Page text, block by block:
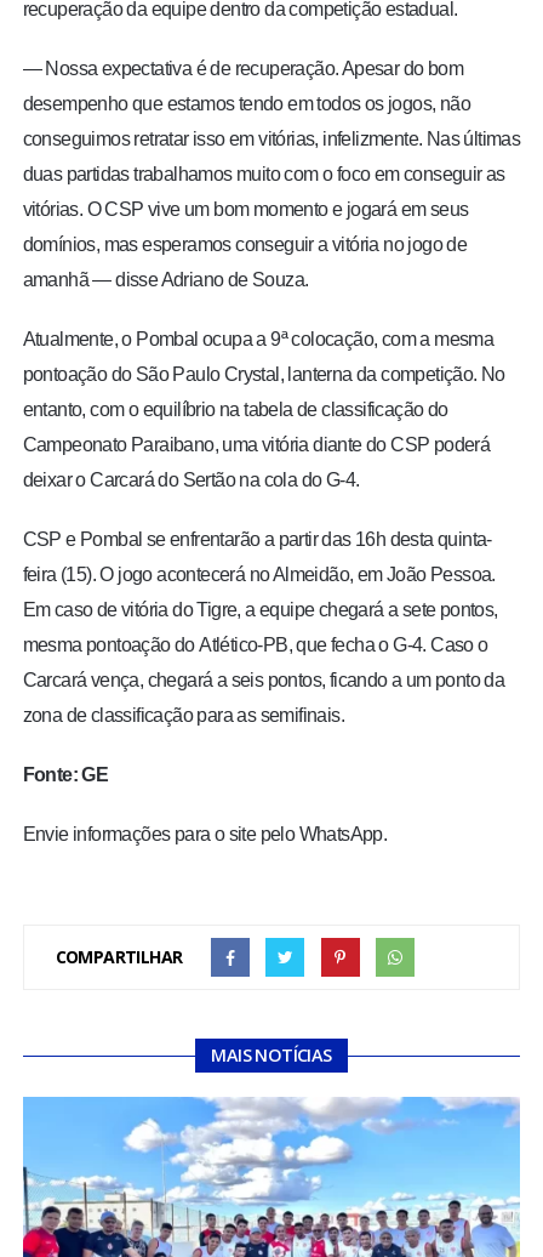
recuperação da equipe dentro da competição estadual.
— Nossa expectativa é de recuperação. Apesar do bom
desempenho que estamos tendo em todos os jogos, não
conseguimos retratar isso em vitórias, infelizmente. Nas últimas
duas partidas trabalhamos muito com o foco em conseguir as
vitórias. O CSP vive um bom momento e jogará em seus
domínios, mas esperamos conseguir a vitória no jogo de
amanhã — disse Adriano de Souza.
Atualmente, o Pombal ocupa a 9ª colocação, com a mesma
pontoação do São Paulo Crystal, lanterna da competição. No
entanto, com o equilíbrio na tabela de classificação do
Campeonato Paraibano, uma vitória diante do CSP poderá
deixar o Carcará do Sertão na cola do G-4.
CSP e Pombal se enfrentarão a partir das 16h desta quinta-
feira (15). O jogo acontecerá no Almeidão, em João Pessoa.
Em caso de vitória do Tigre, a equipe chegará a sete pontos,
mesma pontoação do Atlético-PB, que fecha o G-4. Caso o
Carcará vença, chegará a seis pontos, ficando a um ponto da
zona de classificação para as semifinais.
Fonte: GE
Envie informações para o site pelo WhatsApp.
COMPARTILHAR
MAIS NOTÍCIAS